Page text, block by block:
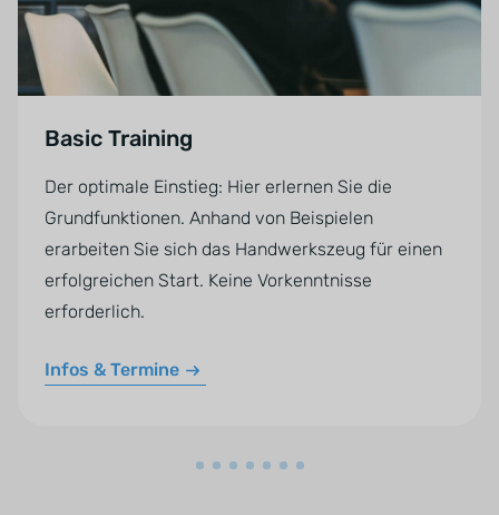
Basic Training
Der optimale Einstieg: Hier erlernen Sie die
Grundfunktionen. Anhand von Beispielen
erarbeiten Sie sich das Handwerkszeug für einen
erfolgreichen Start. Keine Vorkenntnisse
erforderlich.
Infos & Termine